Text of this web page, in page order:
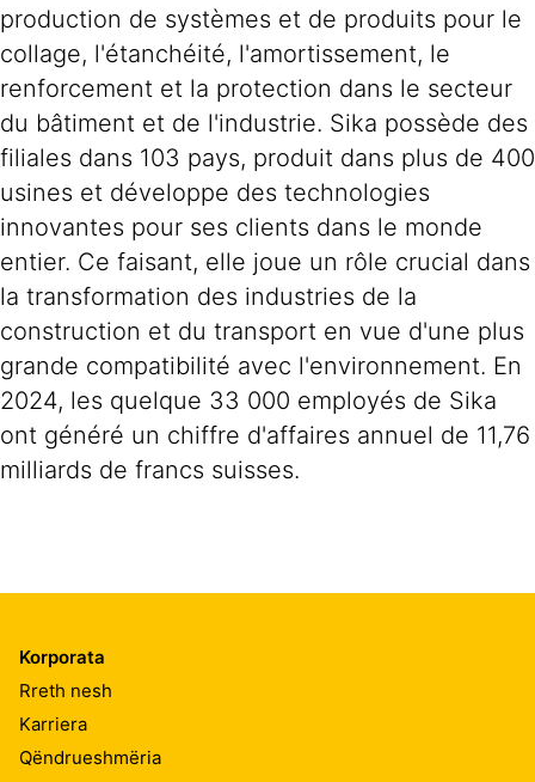
production de systèmes et de produits pour le
collage, l'étanchéité, l'amortissement, le
renforcement et la protection dans le secteur
du bâtiment et de l'industrie. Sika possède des
filiales dans 103 pays, produit dans plus de 400
usines et développe des technologies
innovantes pour ses clients dans le monde
entier. Ce faisant, elle joue un rôle crucial dans
la transformation des industries de la
construction et du transport en vue d'une plus
grande compatibilité avec l'environnement. En
2024, les quelque 33 000 employés de Sika
ont généré un chiffre d'affaires annuel de 11,76
milliards de francs suisses.
Korporata
Rreth nesh
Karriera
Qëndrueshmëria